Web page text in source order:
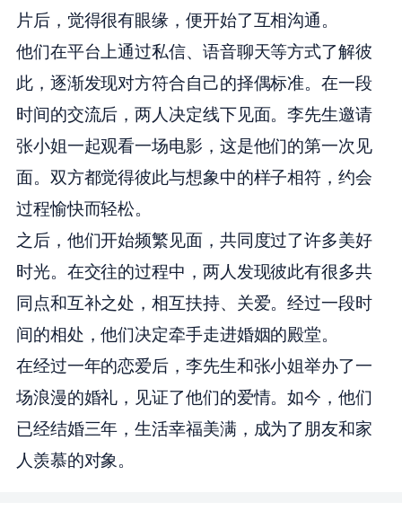
片后，觉得很有眼缘，便开始了互相沟通。
他们在平台上通过私信、语音聊天等方式了解彼
此，逐渐发现对方符合自己的择偶标准。在一段
时间的交流后，两人决定线下见面。李先生邀请
张小姐一起观看一场电影，这是他们的第一次见
面。双方都觉得彼此与想象中的样子相符，约会
过程愉快而轻松。
之后，他们开始频繁见面，共同度过了许多美好
时光。在交往的过程中，两人发现彼此有很多共
同点和互补之处，相互扶持、关爱。经过一段时
间的相处，他们决定牵手走进婚姻的殿堂。
在经过一年的恋爱后，李先生和张小姐举办了一
场浪漫的婚礼，见证了他们的爱情。如今，他们
已经结婚三年，生活幸福美满，成为了朋友和家
人羡慕的对象。